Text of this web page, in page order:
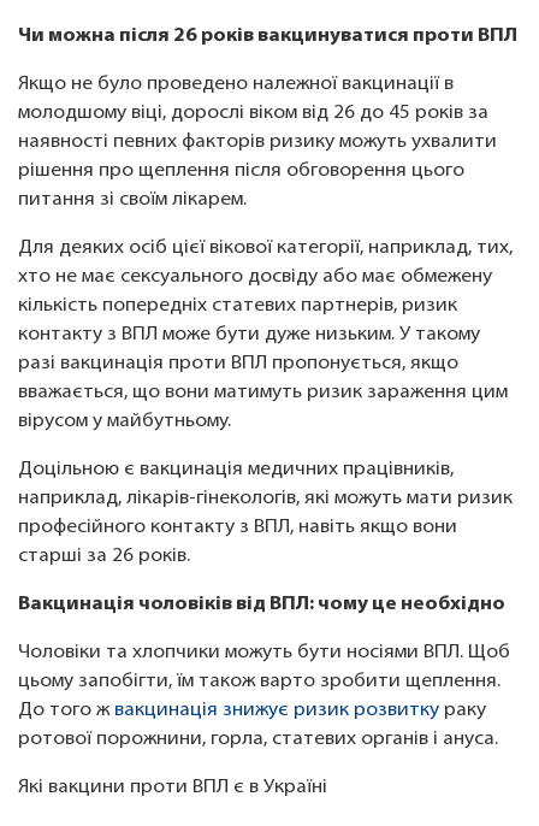
Чи можна після 26 років вакцинуватися проти ВПЛ
Якщо не було проведено належної вакцинації в
молодшому віці, дорослі віком від 26 до 45 років за
наявності певних факторів ризику можуть ухвалити
рішення про щеплення після обговорення цього
питання зі своїм лікарем.
Для деяких осіб цієї вікової категорії, наприклад, тих,
хто не має сексуального досвіду або має обмежену
кількість попередніх статевих партнерів, ризик
контакту з ВПЛ може бути дуже низьким. У такому
разі вакцинація проти ВПЛ пропонується, якщо
вважається, що вони матимуть ризик зараження цим
вірусом у майбутньому.
Доцільною є вакцинація медичних працівників,
наприклад, лікарів-гінекологів, які можуть мати ризик
професійного контакту з ВПЛ, навіть якщо вони
старші за 26 років.
Вакцинація чоловіків від ВПЛ: чому це необхідно
Чоловіки та хлопчики можуть бути носіями ВПЛ. Щоб
цьому запобігти, їм також варто зробити щеплення.
До того ж вакцинація знижує ризик розвитку раку
ротової порожнини, горла, статевих органів і ануса.
Які вакцини проти ВПЛ є в Україні